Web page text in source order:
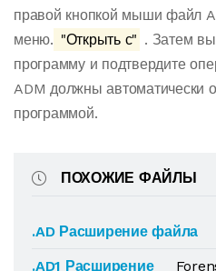
правой кнопкой мыши файл
меню. "Открыть с" . Затем
программу и подтвердите
ADM должны автоматически
программой.
ПОХОЖИЕ ФАЙЛЫ
.AD Расширение файла
.AD1 Расширение